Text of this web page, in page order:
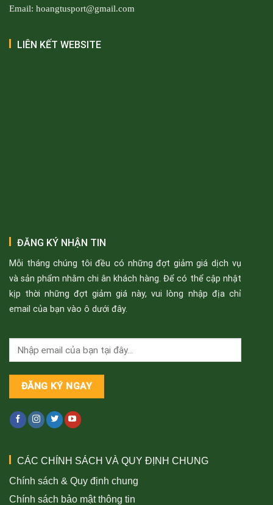
Email: hoangtusport@gmail.com
LIÊN KẾT WEBSITE
ĐĂNG KÝ NHẬN TIN
Mỗi tháng chúng tôi đều có những đợt giảm giá dịch vụ
và sản phẩm nhằm chi ân khách hàng. Để có thể cập nhật
kịp thời những đợt giảm giá này, vui lòng nhập địa chỉ
email của bạn vào ô dưới đây.
CÁC CHÍNH SÁCH VÀ QUY ĐỊNH CHUNG
Chính sách & Quy định chung
Chính sách bảo mật thông tin